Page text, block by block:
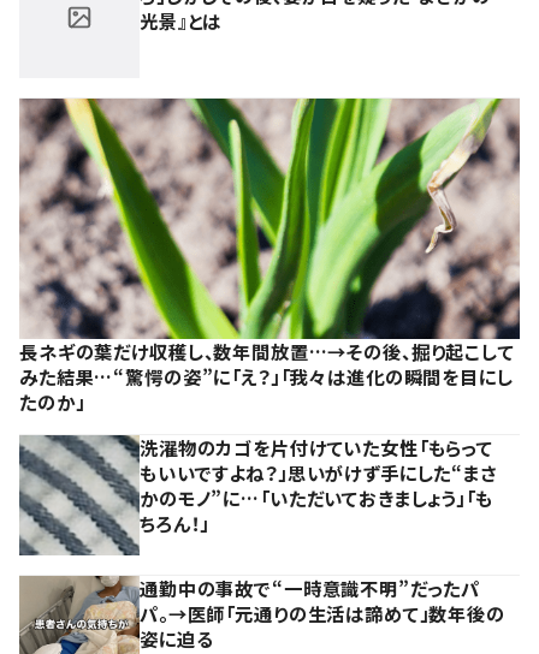
光景』とは
長ネギの葉だけ収穫し、数年間放置…→その後、掘り起こして
みた結果…“驚愕の姿”に「え？」「我々は進化の瞬間を目にし
たのか」
洗濯物のカゴを片付けていた女性「もらって
もいいですよね？」思いがけず手にした“まさ
かのモノ”に…「いただいておきましょう」「も
ちろん！」
通勤中の事故で“一時意識不明”だったパ
パ。→医師「元通りの生活は諦めて」数年後の
姿に迫る